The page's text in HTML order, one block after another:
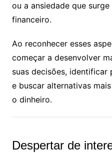
ou a ansiedade que
financeiro.
Ao reconhecer esses
começar a desenvolver
suas decisões,
e buscar alternativas
o dinheiro.
Despertar de